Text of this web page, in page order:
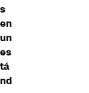
s
en
un
es
tá
nd